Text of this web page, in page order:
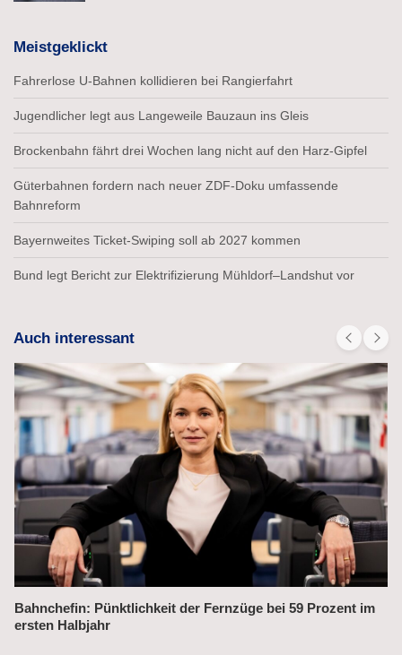
Meistgeklickt
Fahrerlose U-Bahnen kollidieren bei Rangierfahrt
Jugendlicher legt aus Langeweile Bauzaun ins Gleis
Brockenbahn fährt drei Wochen lang nicht auf den Harz-Gipfel
Güterbahnen fordern nach neuer ZDF-Doku umfassende
Bahnreform
Bayernweites Ticket-Swiping soll ab 2027 kommen
Bund legt Bericht zur Elektrifizierung Mühldorf–Landshut vor
Auch interessant
Alex fährt bis 2031 weiter auf der Strecke München–Prag